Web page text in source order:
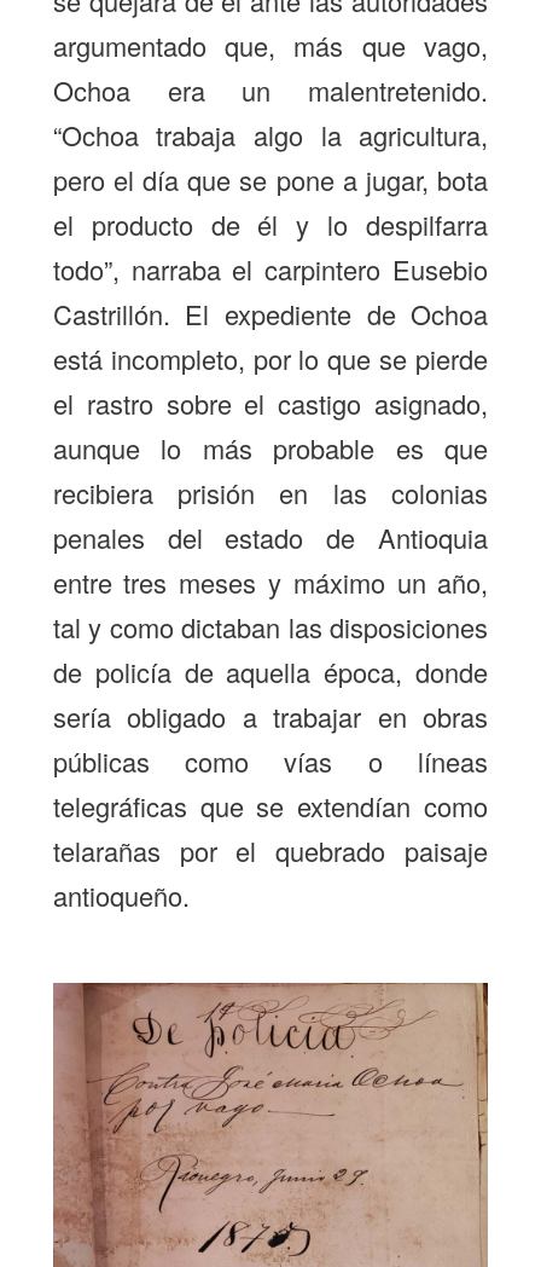
argumentado que, más que vago,
Ochoa era un malentretenido.
“Ochoa trabaja algo la agricultura,
pero el día que se pone a jugar, bota
el producto de él y lo despilfarra
todo”, narraba el carpintero Eusebio
Castrillón. El expediente de Ochoa
está incompleto, por lo que se pierde
el rastro sobre el castigo asignado,
aunque lo más probable es que
recibiera prisión en las colonias
penales del estado de Antioquia
entre tres meses y máximo un año,
tal y como dictaban las disposiciones
de policía de aquella época, donde
sería obligado a trabajar en obras
públicas como vías o líneas
telegráficas que se extendían como
telarañas por el quebrado paisaje
antioqueño.